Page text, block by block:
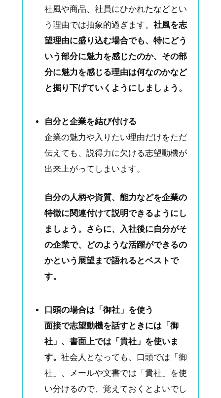
社風や商品、社員にひかれたなどとい
う理由では抽象的過ぎます。 社風を志
望理由に盛り込む場合でも、特にどう
いう部分に魅力を感じたのか、その部
分に魅力を感じる理由は何なのかなど
と掘り下げていくようにしましょう。
自分と企業を結び付ける
企業の魅力や入りたい理由だけをただ
伝えても、説得力に欠ける志望動機が
出来上がってしまいます。
自分の人柄や資質、能力などを企業の
特徴に関連付けて説明できるようにし
ましょう。さらに、入社後に自分がそ
の企業で、どのような活躍ができるの
かという展望まで語れるとベストで
す。
口頭の場合は「御社」を使う
面接で志望動機を話すときには「御
社」、書面上では「貴社」を使いま
す。 社会人となっても、口頭では「御
社」、メールや文書では「貴社」を使
い分けるので、覚えておくとよいでし